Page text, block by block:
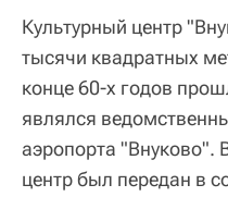
Культурный центр
тысячи квадратных
конце 60-х годов
являлся
аэропорта "Внуково".
центр был передан в